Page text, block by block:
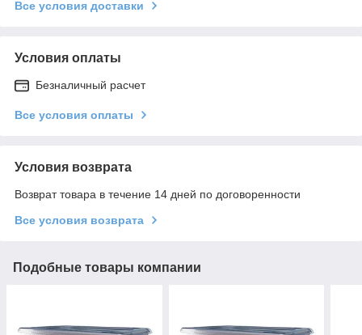
Все условия доставки
Условия оплаты
Безналичный расчет
Все условия оплаты
Условия возврата
Возврат товара в течение 14 дней по договоренности
Все условия возврата
Подобные товары компании